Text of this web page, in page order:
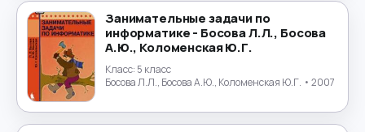
Китайский язык →
Культурология
Латинский язык →
Занимательные задачи по
информатике - Босова Л.Л., Босова
А.Ю., Коломенская Ю.Г.
Класс: 5 класс
Босова Л.Л., Босова А.Ю., Коломенская Ю.Г. • 2007